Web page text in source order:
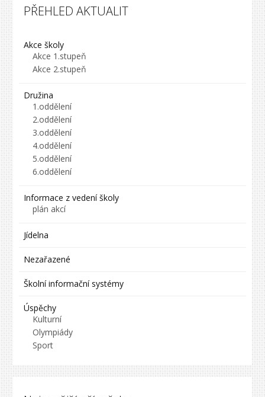
PŘEHLED AKTUALIT
Akce školy
Akce 1.stupeň
Akce 2.stupeň
Družina
1.oddělení
2.oddělení
3.oddělení
4.oddělení
5.oddělení
6.oddělení
Informace z vedení školy
plán akcí
Jídelna
Nezařazené
Školní informační systémy
Úspěchy
Kulturní
Olympiády
Sport